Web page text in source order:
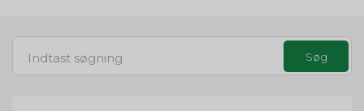
g
a
t